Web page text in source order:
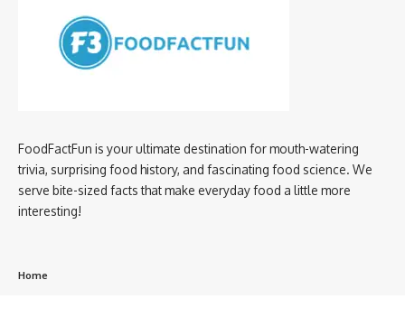
FoodFactFun is your ultimate destination for mouth-watering
trivia, surprising food history, and fascinating food science. We
serve bite-sized facts that make everyday food a little more
interesting!
Home